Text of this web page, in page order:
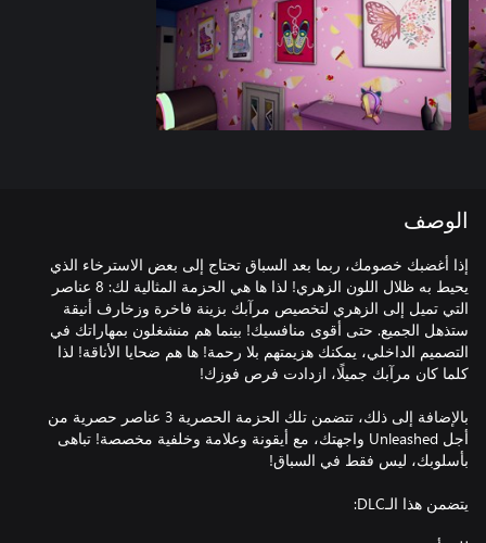
الوصف
إذا أغضبك خصومك، ربما بعد السباق تحتاج إلى بعض الاسترخاء الذي
يحيط به ظلال اللون الزهري! لذا ها هي الحزمة المثالية لك: 8 عناصر
التي تميل إلى الزهري لتخصيص مرآبك بزينة فاخرة وزخارف أنيقة
ستذهل الجميع. حتى أقوى منافسيك! بينما هم منشغلون بمهاراتك في
التصميم الداخلي، يمكنك هزيمتهم بلا رحمة! ها هم ضحايا الأناقة! لذا
بالإضافة إلى ذلك، تتضمن تلك الحزمة الحصرية 3 عناصر حصرية من
أجل Unleashed واجهتك، مع أيقونة وعلامة وخلفية مخصصة! تباهى